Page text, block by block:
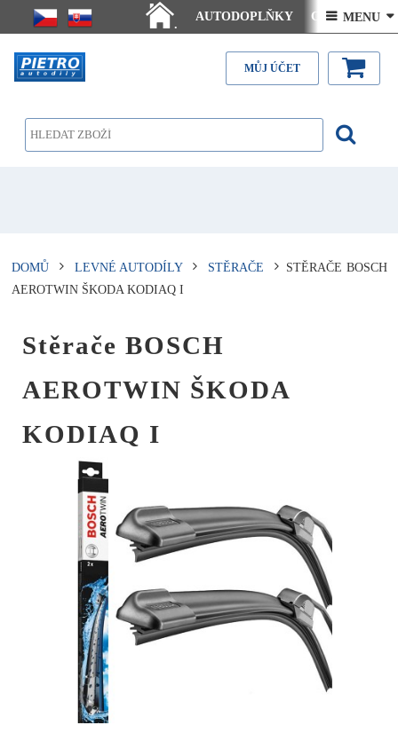
.
AUTODOPLŇKY Ceny doručení
Články - návody Kontakt
 MENU 
MŮJ ÚČET
DOMŮ LEVNÉ AUTODÍLY STĚRAČE
STĚRAČE BOSCH
AEROTWIN ŠKODA KODIAQ I
Stěrače BOSCH
AEROTWIN ŠKODA
KODIAQ I